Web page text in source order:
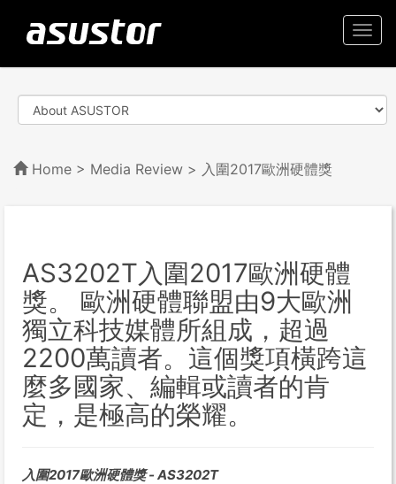
Home > Media Review > 入圍2017歐洲硬體獎
AS3202T入圍2017歐洲硬體
獎。 歐洲硬體聯盟由9大歐洲
獨立科技媒體所組成，超過
2200萬讀者。這個獎項橫跨這
麼多國家、編輯或讀者的肯
定，是極高的榮耀。
入圍2017歐洲硬體獎 - AS3202T